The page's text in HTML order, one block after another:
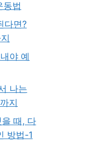
동법
다면?
야 예
나는
지
때, 다
방법-1